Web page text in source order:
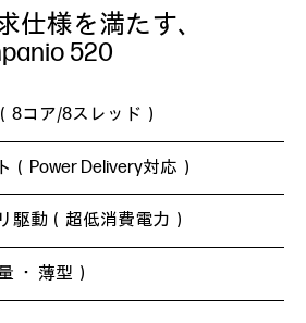
仕様を満たす、
520
8コア/8スレッド）
（Power Delivery対応）
駆動（超低消費電力）
・ 薄型）